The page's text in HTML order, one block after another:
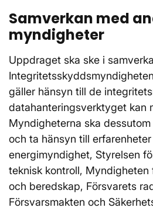
Samverkan med
myndigheter
Uppdraget ska ske i
gäller hänsyn till de
datahanteringsverktyget kan
Myndigheterna ska
och ta hänsyn till
energimyndighet, Styrelsen
teknisk kontroll, Myndigheten
och beredskap, Försvarets
Försvarsmakten och